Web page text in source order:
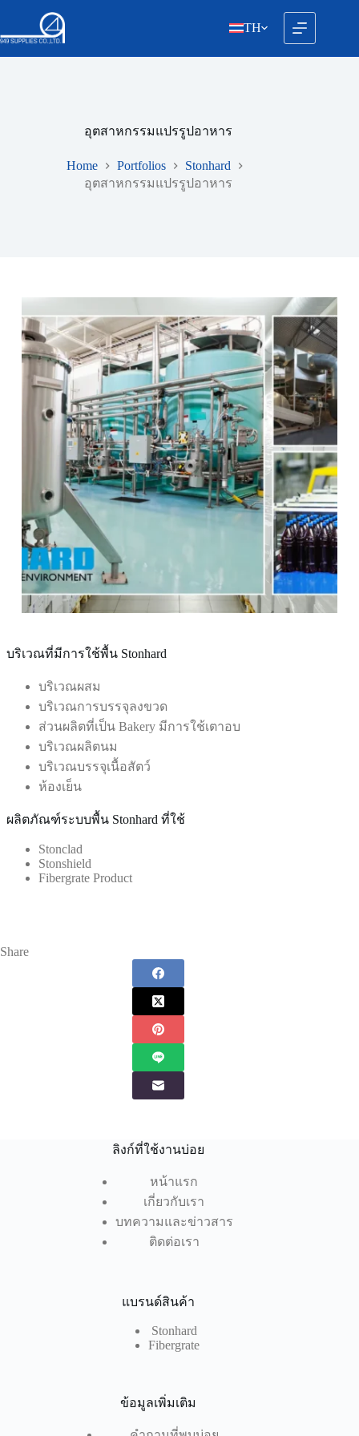
content
TH
อุตสาหกรรมแปรรูปอาหาร
Home Portfolios
Stonhard
อุตสาหกรรมแปรรูปอาหาร
บริเวณที่มีการใช้พื้น Stonhard
บริเวณผสม
บริเวณการบรรจุลงขวด
ส่วนผลิตที่เป็น Bakery มีการใช้เตาอบ
บริเวณผลิตนม
บริเวณบรรจุเนื้อสัตว์
ห้องเย็น
ผลิตภัณฑ์ระบบพื้น Stonhard ที่ใช้
Stonclad
Stonshield
Fibergrate Product
Share
ลิงก์ที่ใช้งานบ่อย
หน้าแรก
เกี่ยวกับเรา
บทความและข่าวสาร
ติดต่อเรา
แบรนด์สินค้า
Stonhard
Fibergrate
ข้อมูลเพิ่มเติม